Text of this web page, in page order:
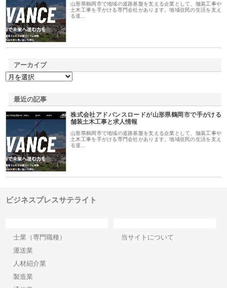
山形県鶴岡市で地域の道路基盤を支える企業として、舗装工事や
土木工事を手がける専門会社があります。地域住民の生活を支え
る道…
アーカイブ
最近の記事
株式会社アドバンスロードが山形県鶴岡市で手がける
舗装土木工事と求人情報
山形県鶴岡市で地域の道路基盤を支える企業として、舗装工事や
土木工事を手がける専門会社があります。地域住民の生活を支え
る道…
ビジネスプレスサテライト
士業（専門職種）
運送業
人材紹介業
製造業
当サイトについて